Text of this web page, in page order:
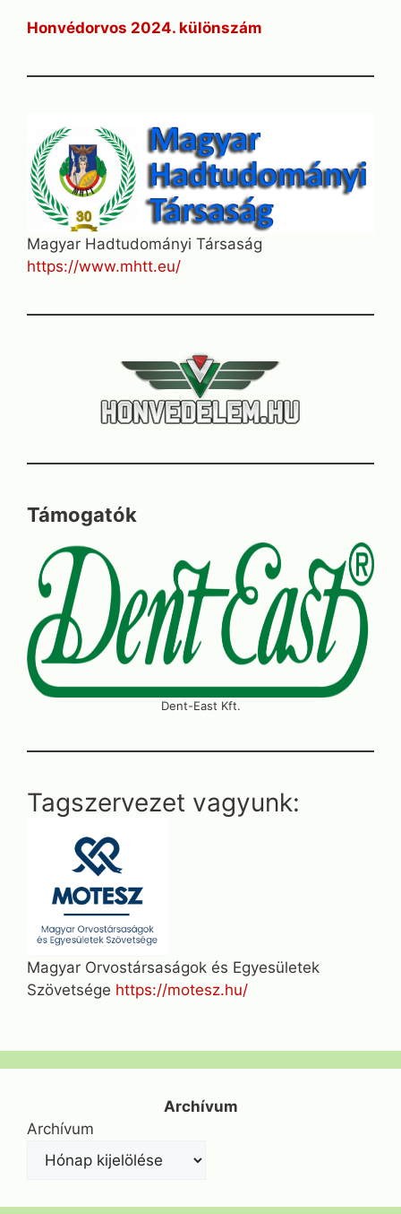
Honvédorvos 2024. különszám
Magyar Hadtudományi Társaság
https://www.mhtt.eu/
Támogatók
Dent-East Kft.
Tagszervezet vagyunk:
Magyar Orvostársaságok és Egyesületek
Szövetsége https://motesz.hu/
Archívum
Archívum